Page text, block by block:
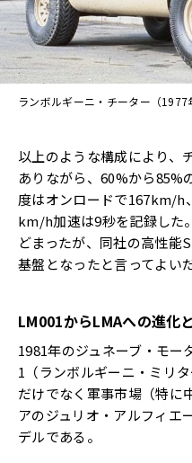
ランボルギーニ・チーター（1977
以上のような構成により、
ありながら、60%から85%
度はオンロードで167km/h
km/h加速は9秒を記録した
どまったが、同社の高性能
基盤となったと言ってよい
LM001からLMAへの進化
1981年のジュネーブ・モー
1（ランボルギーニ・ミリ
だけでなく軍事市場（特に
アのジュリオ・アルフィエ
デルである。